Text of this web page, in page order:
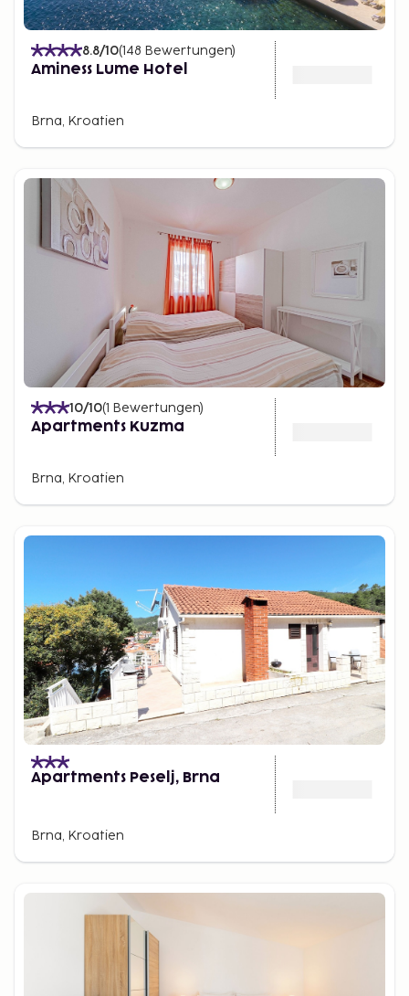
8.8/10(148 Bewertungen)
Aminess Lume Hotel
Brna, Kroatien
10/10(1 Bewertungen)
Apartments Kuzma
Brna, Kroatien
Apartments Peselj, Brna
Brna, Kroatien